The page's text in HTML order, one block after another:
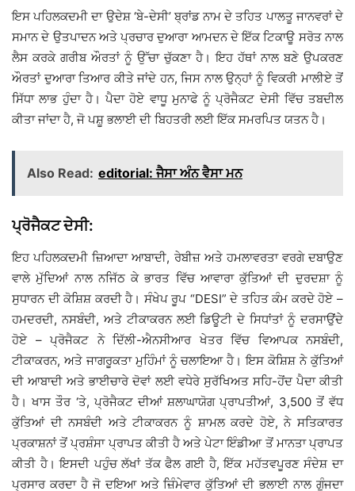
ਇਸ ਪਹਿਲਕਦਮੀ ਦਾ ਉਦੇਸ਼ ‘ਬੇ-ਦੇਸੀ’ ਬ੍ਰਾਂਡ ਨਾਮ ਦੇ ਤਹਿਤ ਪਾਲਤੂ ਜਾਨਵਰਾਂ ਦੇ
ਸਮਾਨ ਦੇ ਉਤਪਾਦਨ ਅਤੇ ਪ੍ਰਚਾਰ ਦੁਆਰਾ ਆਮਦਨ ਦੇ ਇੱਕ ਟਿਕਾਊ ਸਰੋਤ ਨਾਲ
ਲੈਸ ਕਰਕੇ ਗਰੀਬ ਔਰਤਾਂ ਨੂੰ ਉੱਚਾ ਚੁੱਕਣਾ ਹੈ। ਇਹ ਹੱਥਾਂ ਨਾਲ ਬਣੇ ਉਪਕਰਣ
ਔਰਤਾਂ ਦੁਆਰਾ ਤਿਆਰ ਕੀਤੇ ਜਾਂਦੇ ਹਨ, ਜਿਸ ਨਾਲ ਉਨ੍ਹਾਂ ਨੂੰ ਵਿਕਰੀ ਮਾਲੀਏ ਤੋਂ
ਸਿੱਧਾ ਲਾਭ ਹੁੰਦਾ ਹੈ। ਪੈਦਾ ਹੋਏ ਵਾਧੂ ਮੁਨਾਫੇ ਨੂੰ ਪ੍ਰੋਜੈਕਟ ਦੇਸੀ ਵਿੱਚ ਤਬਦੀਲ
ਕੀਤਾ ਜਾਂਦਾ ਹੈ, ਜੋ ਪਸ਼ੂ ਭਲਾਈ ਦੀ ਬਿਹਤਰੀ ਲਈ ਇੱਕ ਸਮਰਪਿਤ ਯਤਨ ਹੈ।
Also Read: editorial: ਜੈਸਾ ਅੰਨ ਵੈਸਾ ਮਨ
ਪ੍ਰੋਜੈਕਟ ਦੇਸੀ:
ਇਹ ਪਹਿਲਕਦਮੀ ਜ਼ਿਆਦਾ ਆਬਾਦੀ, ਰੇਬੀਜ਼ ਅਤੇ ਹਮਲਾਵਰਤਾ ਵਰਗੇ ਦਬਾਉਣ
ਵਾਲੇ ਮੁੱਦਿਆਂ ਨਾਲ ਨਜਿੱਠ ਕੇ ਭਾਰਤ ਵਿੱਚ ਆਵਾਰਾ ਕੁੱਤਿਆਂ ਦੀ ਦੁਰਦਸ਼ਾ ਨੂੰ
ਸੁਧਾਰਨ ਦੀ ਕੋਸ਼ਿਸ਼ ਕਰਦੀ ਹੈ। ਸੰਖੇਪ ਰੂਪ “DESI” ਦੇ ਤਹਿਤ ਕੰਮ ਕਰਦੇ ਹੋਏ –
ਹਮਦਰਦੀ, ਨਸਬੰਦੀ, ਅਤੇ ਟੀਕਾਕਰਨ ਲਈ ਡਿਊਟੀ ਦੇ ਸਿਧਾਂਤਾਂ ਨੂੰ ਦਰਸਾਉਂਦੇ
ਹੋਏ – ਪ੍ਰੋਜੈਕਟ ਨੇ ਦਿੱਲੀ-ਐਨਸੀਆਰ ਖੇਤਰ ਵਿੱਚ ਵਿਆਪਕ ਨਸਬੰਦੀ,
ਟੀਕਾਕਰਨ, ਅਤੇ ਜਾਗਰੂਕਤਾ ਮੁਹਿੰਮਾਂ ਨੂੰ ਚਲਾਇਆ ਹੈ। ਇਸ ਕੋਸ਼ਿਸ਼ ਨੇ ਕੁੱਤਿਆਂ
ਦੀ ਆਬਾਦੀ ਅਤੇ ਭਾਈਚਾਰੇ ਦੋਵਾਂ ਲਈ ਵਧੇਰੇ ਸੁਰੱਖਿਅਤ ਸਹਿ-ਹੋਂਦ ਪੈਦਾ ਕੀਤੀ
ਹੈ। ਖਾਸ ਤੌਰ ‘ਤੇ, ਪ੍ਰੋਜੈਕਟ ਦੀਆਂ ਸ਼ਲਾਘਾਯੋਗ ਪ੍ਰਾਪਤੀਆਂ, 3,500 ਤੋਂ ਵੱਧ
ਕੁੱਤਿਆਂ ਦੀ ਨਸਬੰਦੀ ਅਤੇ ਟੀਕਾਕਰਨ ਨੂੰ ਸ਼ਾਮਲ ਕਰਦੇ ਹੋਏ, ਨੇ ਸਤਿਕਾਰਤ
ਪ੍ਰਕਾਸ਼ਨਾਂ ਤੋਂ ਪ੍ਰਸ਼ੰਸਾ ਪ੍ਰਾਪਤ ਕੀਤੀ ਹੈ ਅਤੇ ਪੇਟਾ ਇੰਡੀਆ ਤੋਂ ਮਾਨਤਾ ਪ੍ਰਾਪਤ
ਕੀਤੀ ਹੈ। ਇਸਦੀ ਪਹੁੰਚ ਲੱਖਾਂ ਤੱਕ ਫੈਲ ਗਈ ਹੈ, ਇੱਕ ਮਹੱਤਵਪੂਰਣ ਸੰਦੇਸ਼ ਦਾ
ਪ੍ਰਸਾਰ ਕਰਦਾ ਹੈ ਜੋ ਦਇਆ ਅਤੇ ਜ਼ਿੰਮੇਵਾਰ ਕੁੱਤਿਆਂ ਦੀ ਭਲਾਈ ਨਾਲ ਗੂੰਜਦਾ